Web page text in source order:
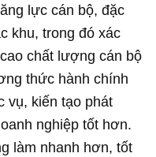
lực cán bộ, đặc
khu, trong đó xác
chất lượng cán bộ
thức hành chính
vụ, kiến tạo phát
nghiệp tốt hơn.
làm nhanh hơn, tốt